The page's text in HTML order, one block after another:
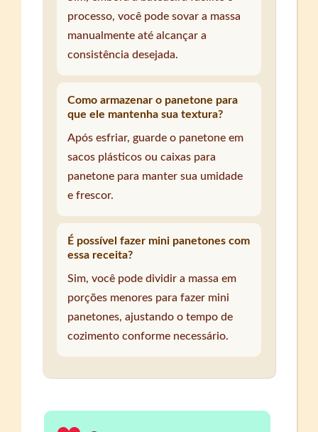
processo, você pode sovar a massa
manualmente até alcançar a
consistência desejada.
Como armazenar o panetone para
que ele mantenha sua textura?
Após esfriar, guarde o panetone em
sacos plásticos ou caixas para
panetone para manter sua umidade
e frescor.
É possível fazer mini panetones com
essa receita?
Sim, você pode dividir a massa em
porções menores para fazer mini
panetones, ajustando o tempo de
cozimento conforme necessário.